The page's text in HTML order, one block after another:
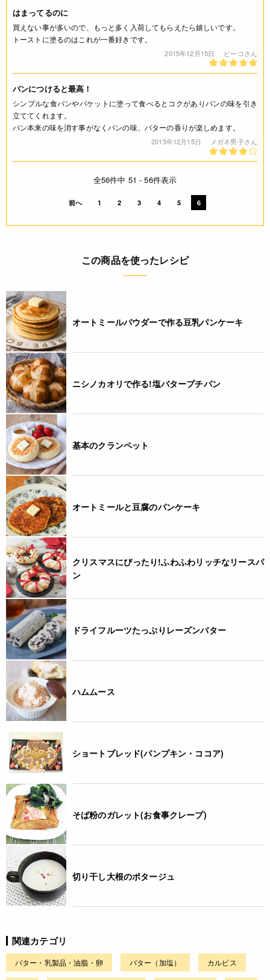
はまってるのに
買えない事が多いので、もっと多く入荷してもらえたら嬉しいです。
トーストに塗るのはこれが一番好きです。
2015年12月15日 ピーコさん
パンにつけると最高！
シンプルな食パンやバケットに塗って食べるとコクがありパンの味を引き
立ててくれます。
パン本来の味を消す事がなくパンの味、バターの香りが楽しめます。
2015年12月15日 メガネ男子さん
全56件中 51 - 56件表示
前へ 1 2 3 4 5 6
この商品を使ったレシピ
オートミールパウダーで作る豆乳パンケーキ
ニシノカオリで作る!塩バタープチパン
基本のクランペット
オートミールと豆腐のパンケーキ
クリスマスにぴったり!ふわふわリッチなリースパ
ン
ドライフルーツたっぷりレーズンバター
ハムムース
ショートブレッド(パンプキン・ココア)
そば粉のガレット(お食事クレープ)
切り干し大根のポタージュ
関連カテゴリ
バター・乳製品・油脂・卵 バター（加塩） カルピス